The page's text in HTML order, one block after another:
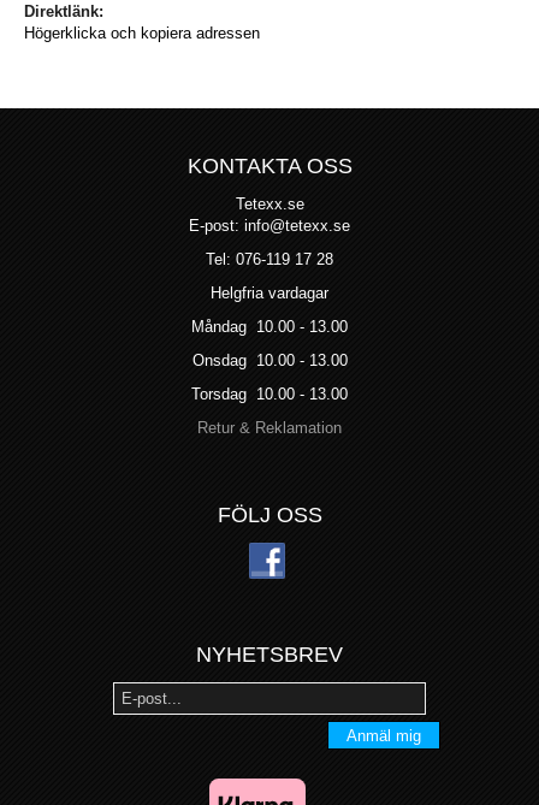
Direktlänk:
Högerklicka och kopiera adressen
KONTAKTA OSS
Tetexx.se
E-post: info@tetexx.se
Tel: 076-119 17 28
Helgfria vardagar
Måndag 10.00 - 13.00
Onsdag 10.00 - 13.00
Torsdag 10.00 - 13.00
Retur & Reklamation
FÖLJ OSS
NYHETSBREV
Anmäl mig